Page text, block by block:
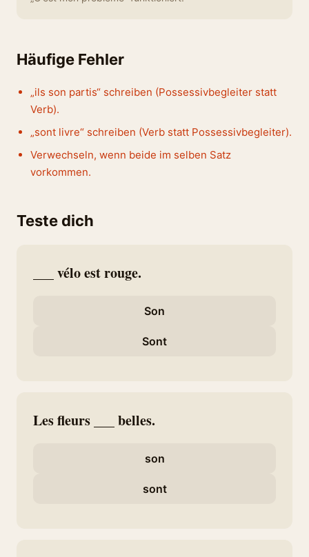
Häufige Fehler
„ils son partis“ schreiben (Possessivbegleiter statt
Verb).
„sont livre“ schreiben (Verb statt Possessivbegleiter).
Verwechseln, wenn beide im selben Satz
vorkommen.
Teste dich
___ vélo est rouge.
Son
Sont
Les fleurs ___ belles.
son
sont